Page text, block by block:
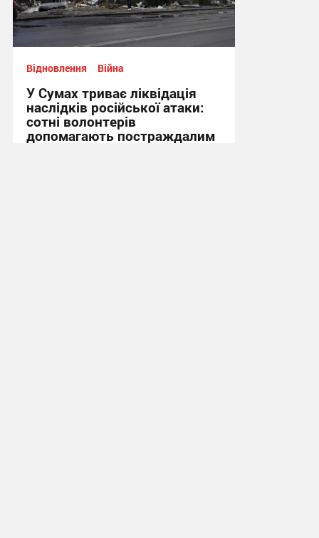
Відновлення Війна
У Сумах триває ліквідація
наслідків російської атаки:
сотні волонтерів
допомагають постраждалим